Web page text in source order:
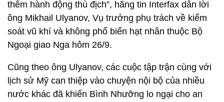
thêm hành động thù địch”, hãng tin Interfax dẫn lời
ông Mikhail Ulyanov, Vụ trưởng phụ trách về kiểm
soát vũ khí và không phổ biến hạt nhân thuộc Bộ
Ngoại giao Nga hôm 26/9.
Cũng theo ông Ulyanov, các cuộc tập trận cùng với
lịch sử Mỹ can thiệp vào chuyện nội bộ của nhiều
nước khác đã khiến Bình Nhưỡng lo ngại cho an